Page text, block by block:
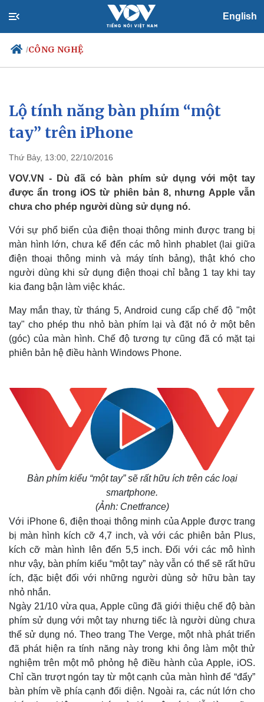
English
/CÔNG NGHỆ
Chính trị
Tổ chức nhân sự
Nhận diện sự thật
Xã hội
Việc làm
Biển đảo
Lộ tính năng bàn phím “một
tay” trên iPhone
Thứ Bảy, 13:00, 22/10/2016
VOV.VN - Dù đã có bàn phím sử dụng với một tay
được ẩn trong iOS từ phiên bản 8, nhưng Apple vẫn
chưa cho phép người dùng sử dụng nó.
Với sự phổ biến của điện thoại thông minh được trang bị
màn hình lớn, chưa kể đến các mô hình phablet (lai giữa
điện thoại thông minh và máy tính bảng), thật khó cho
người dùng khi sử dụng điện thoại chỉ bằng 1 tay khi tay
kia đang bận làm việc khác.
May mắn thay, từ tháng 5, Android cung cấp chế độ "một
tay" cho phép thu nhỏ bàn phím lại và đặt nó ở một bên
(góc) của màn hình. Chế độ tương tự cũng đã có mặt tại
phiên bản hệ điều hành Windows Phone.
Bàn phím kiểu “một tay” sẽ rất hữu ích trên các loại
smartphone.
(Ảnh: Cnetfrance)
Với iPhone 6, điện thoại thông minh của Apple được trang
bị màn hình kích cỡ 4,7 inch, và với các phiên bản Plus,
kích cỡ màn hình lên đến 5,5 inch. Đối với các mô hình
như vậy, bàn phím kiểu “một tay” này vẫn có thể sẽ rất hữu
ích, đặc biệt đối với những người dùng sở hữu bàn tay
nhỏ nhắn.
Ngày 21/10 vừa qua, Apple cũng đã giới thiệu chế độ bàn
phím sử dụng với một tay nhưng tiếc là người dùng chưa
thể sử dụng nó. Theo trang The Verge, một nhà phát triển
đã phát hiện ra tính năng này trong khi ông làm một thử
nghiệm trên một mô phỏng hệ điều hành của Apple, iOS.
Chỉ cần trượt ngón tay từ một cạnh của màn hình để “đẩy”
bàn phím về phía cạnh đối diện. Ngoài ra, các nút lớn cho